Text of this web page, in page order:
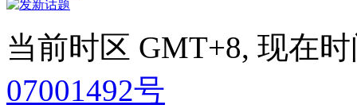
当前时区 GMT+8, 现在
07001492号